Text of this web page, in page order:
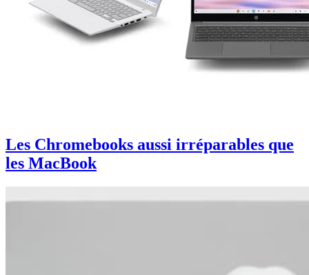
Les Chromebooks aussi irréparables que
les MacBook